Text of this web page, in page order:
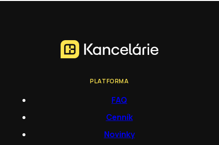
PLATFORMA
FAQ
Cenník
Novinky